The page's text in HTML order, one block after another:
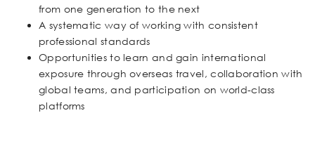
from one generation to the next
A systematic way of working with consistent
professional standards
Opportunities to learn and gain international
exposure through overseas travel, collaboration with
global teams, and participation on world-class
platforms